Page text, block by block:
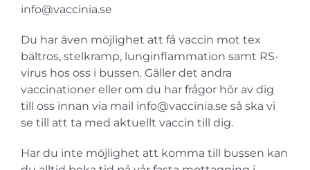
info@vaccinia.se
Du har även möjlighet att få vaccin mot tex
bältros, stelkramp, lunginflammation samt RS-
virus hos oss i bussen. Gäller det andra
vaccinationer eller om du har frågor hör av dig
till oss innan via mail info@vaccinia.se så ska vi
se till att ta med aktuellt vaccin till dig.
Har du inte möjlighet att komma till bussen kan